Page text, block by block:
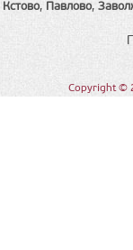
Кстово, Павлово,
Copyright ©